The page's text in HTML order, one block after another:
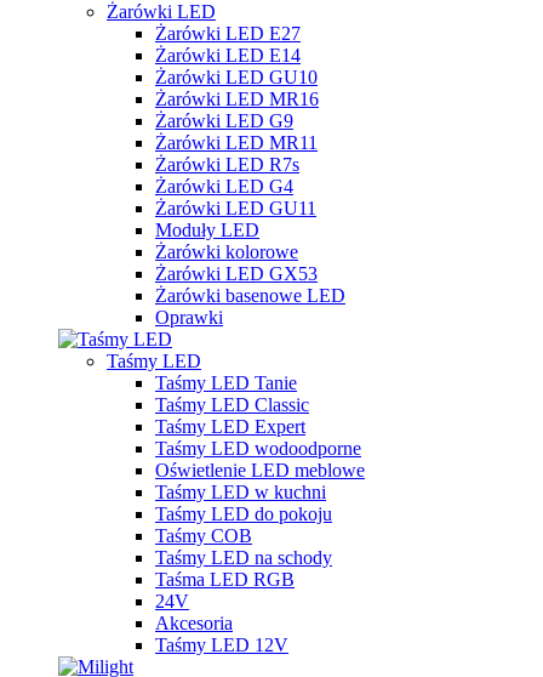
Żarówki LED
Żarówki LED E27
Żarówki LED E14
Żarówki LED GU10
Żarówki LED MR16
Żarówki LED G9
Żarówki LED MR11
Żarówki LED R7s
Żarówki LED G4
Żarówki LED GU11
Moduły LED
Żarówki kolorowe
Żarówki LED GX53
Żarówki basenowe LED
Oprawki
Taśmy LED
Taśmy LED Tanie
Taśmy LED Classic
Taśmy LED Expert
Taśmy LED wodoodporne
Oświetlenie LED meblowe
Taśmy LED w kuchni
Taśmy LED do pokoju
Taśmy COB
Taśmy LED na schody
Taśma LED RGB
24V
Akcesoria
Taśmy LED 12V